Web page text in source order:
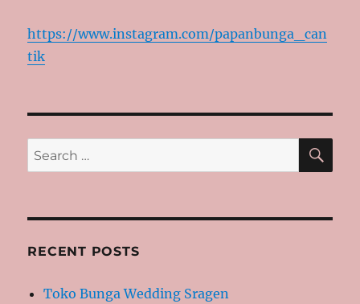
https://www.instagram.com/papanbunga_can
tik
Search
for:
RECENT POSTS
Toko Bunga Wedding Sragen